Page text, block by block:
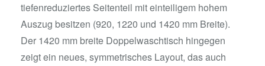
tiefenreduziertes Seitenteil mit einteiligem hohem
Auszug besitzen (920, 1220 und 1420 mm Breite).
Der 1420 mm breite Doppelwaschtisch hingegen
zeigt ein neues, symmetrisches Layout, das auch